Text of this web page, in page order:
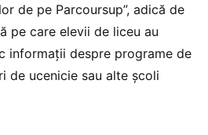
de pe Parcoursup”, adică de
pe care elevii de liceu au
informații despre programe de
de ucenicie sau alte școli